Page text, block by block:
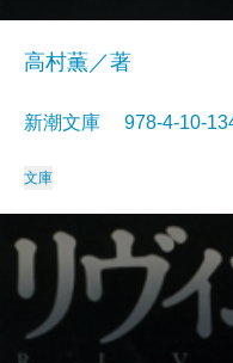
高村薫／著
新潮文庫 978-4-10-
文庫